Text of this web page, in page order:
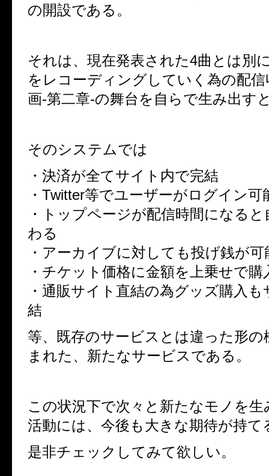
の開設である。
それは、現在発表された4曲とは別
をレコーディングしていく為の配信
画-第二章-の舞台を自らで生み出す
そのシステムでは
・決済が全てサイト内で完結
・Twitter等でユーザーがログイン
・トップページが配信時間になる
わる
・アーカイブに対しても投げ銭が可
・チケット価格に金額を上乗せで購
・通販サイト直結の為グッズ購入
結
等、既存のサービスとは違った形の
まれた、新たなサービスである。
この状況下で次々と新たなモノを
活動には、今後も大きな期待が持て
是非チェックしてみて欲しい。